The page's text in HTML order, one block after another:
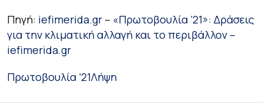
Πηγή: iefimerida.gr – «Πρωτοβουλία ’21»: Δράσεις
για την κλιματική αλλαγή και το περιβάλλον –
iefimerida.gr
Πρωτοβουλία ’21Λήψη